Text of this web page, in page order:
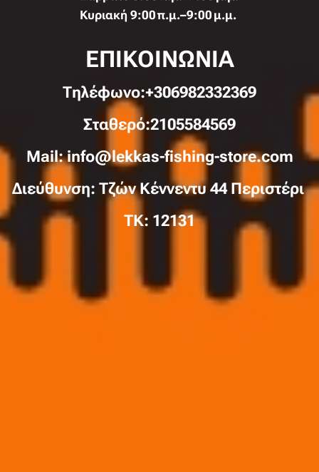
Κυριακή 9:00 π.μ.–9:00 μ.μ.
ΕΠΙΚΟΙΝΩΝΙΑ
Τηλέφωνo:+306982332369
Σταθερό:2105584569
Mail: info@lekkas-fishing-store.com
Διεύθυνση: Τζών Κέννεντυ 44 Περιστέρι
TK: 12131